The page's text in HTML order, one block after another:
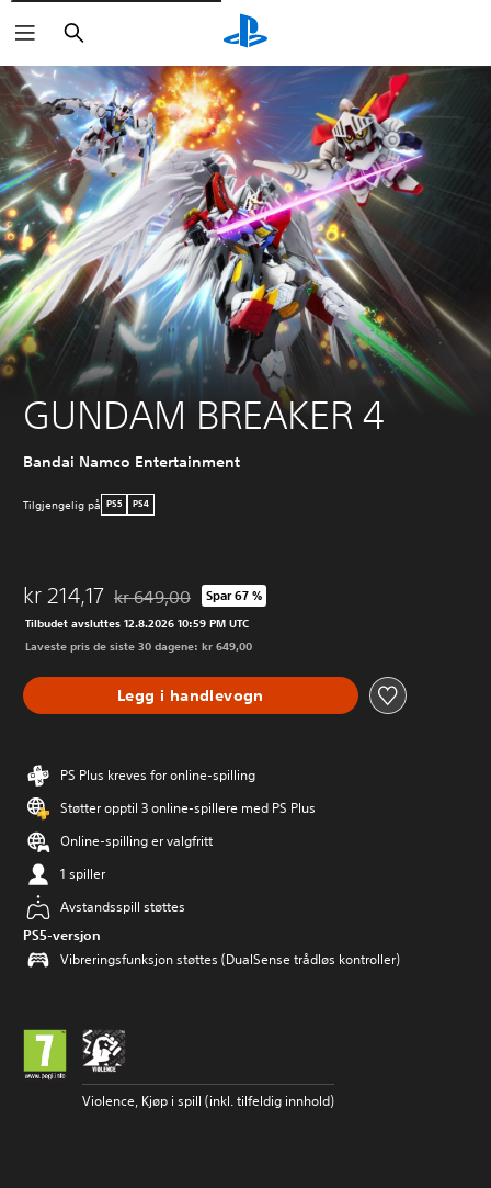
Søk
GUNDAM BREAKER 4
Bandai Namco Entertainment
Tilgjengelig på PS5 PS4
kr 214,17 Nedsatt fra opprinnelig pris på kr 649,00
kr 649,00 Spar 67 %
Tilbudet avsluttes 12.8.2026 10:59 PM UTC
Laveste pris de siste 30 dagene: kr 649,00
Legg i handlevogn
PS Plus kreves for online-spilling
Støtter opptil 3 online-spillere med PS Plus
Online-spilling er valgfritt
1 spiller
Avstandsspill støttes
PS5-versjon
Vibreringsfunksjon støttes (DualSense trådløs kontroller)
Violence, Kjøp i spill (inkl. tilfeldig innhold)